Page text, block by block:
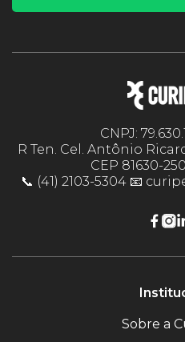
CNPJ:
R Ten. Cel. Antônio
CEP 81630-
📞 (41) 2103-5304 📧
Sobre a